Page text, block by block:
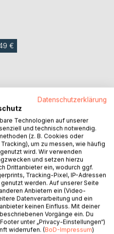
€
Datenschutzerklärung
Technologien auf unserer
und technisch notwendig.
(z. B. Cookies oder
um zu messen, wie häufig
wird. Wir verwenden
und setzen hierzu
Drittanbieter ein, wodurch ggf.
Tracking-Pixel, IP-Adressen
werden. Auf unserer Seite
Anbietern ein (Video-
Datenverarbeitung und ein
keinen Einfluss. Mit deiner
Vorgänge ein. Du
unter „Privacy-Einstellungen“)
widerrufen. (BoD-Impressum)